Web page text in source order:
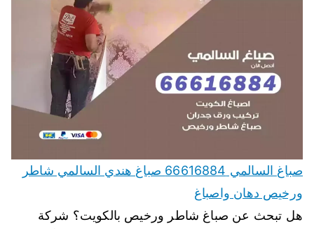
صباغ السالمي 66616884 صباغ هندي السالمي شاطر
ورخيص دهان واصباغ
هل تبحث عن صباغ شاطر ورخيص بالكويت؟ شركة